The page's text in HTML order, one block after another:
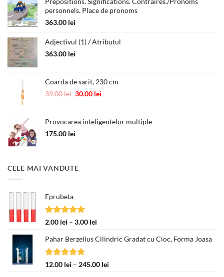
personnels. Place de pronoms
363.00 lei
Adjectivul (1) / Atributul
363.00 lei
Coarda de sarit, 230 cm
39.00lei Prețul
fost:
39.00 lei.
30.00 lei
30.00 lei.
Provocarea inteligentelor multiple
175.00 lei
CELE MAI VANDUTE
Eprubeta
Evaluat la
2.00 lei – 3.00 lei
prețuri:
la
Pahar Berzelius Cilindric Gradat cu Cioc, Forma Joasa
Evaluat la
12.00 lei – 245.00 lei